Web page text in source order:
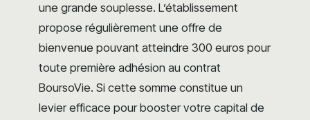
une grande souplesse. L’établissement
propose régulièrement une offre de
bienvenue pouvant atteindre 300 euros pour
toute première adhésion au contrat
BoursoVie. Si cette somme constitue un
levier efficace pour booster votre capital de